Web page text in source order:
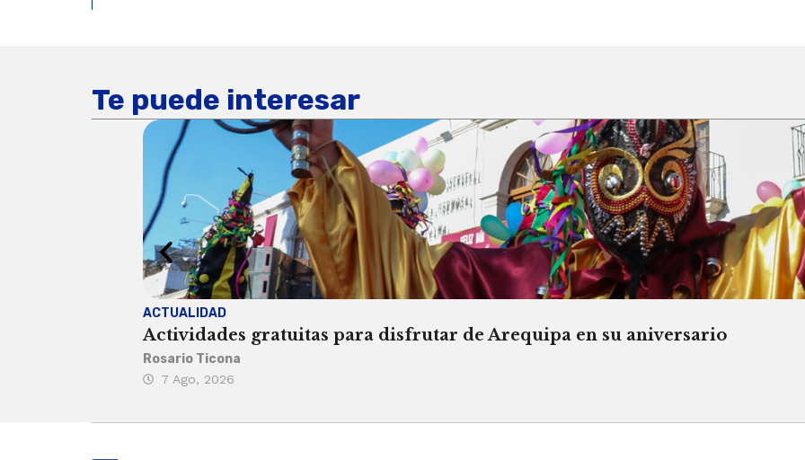
Te puede interesar
ACTUALIDAD
Actividades gratuitas para disfrutar de Arequipa en su aniversario
Rosario Ticona
7 Ago, 2026